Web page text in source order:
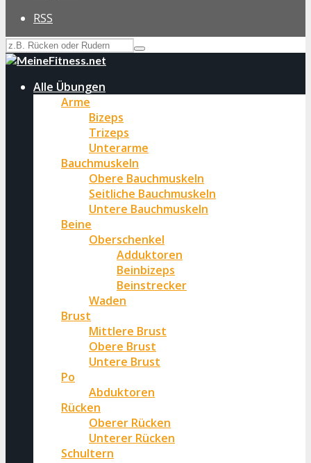
RSS
Alle Übungen
Arme
Bizeps
Trizeps
Unterarme
Bauchmuskeln
Obere Bauchmuskeln
Seitliche Bauchmuskeln
Untere Bauchmuskeln
Beine
Oberschenkel
Adduktoren
Beinbizeps
Beinstrecker
Waden
Brust
Mittlere Brust
Obere Brust
Untere Brust
Po
Abduktoren
Rücken
Oberer Rücken
Unterer Rücken
Schultern